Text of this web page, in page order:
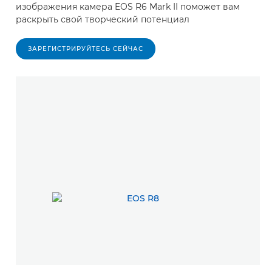
изображения камера EOS R6 Mark II поможет вам
раскрыть свой творческий потенциал
ЗАРЕГИСТРИРУЙТЕСЬ СЕЙЧАС